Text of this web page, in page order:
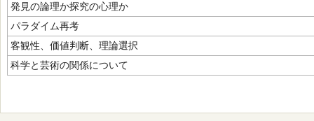
発見の論理か探究の心理か
パラダイム再考
客観性、価値判断、理論選択
科学と芸術の関係について